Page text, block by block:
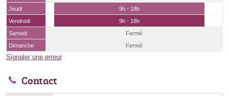
Jeudi
9h - 18h
Vendredi
9h - 18h
Samedi
Fermé
Dimanche
Fermé
Signaler une erreur
Contact